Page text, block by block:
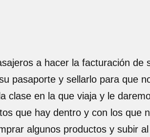
a hacer la facturación de
pasaporte y sellarlo para que
clase en la que viaja y le
que hay dentro y con los que
algunos productos y subir